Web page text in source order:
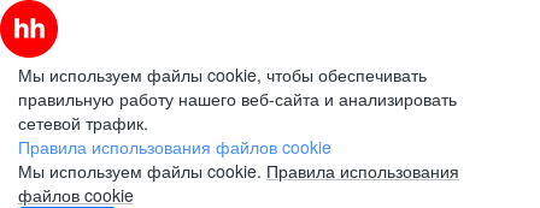
Мы используем файлы cookie, чтобы обеспечивать
правильную работу нашего веб-сайта и анализировать
сетевой трафик.
Правила использования файлов cookie
Мы используем файлы cookie. Правила использования
файлов cookie